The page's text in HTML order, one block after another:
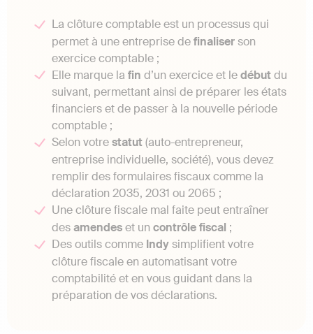
La clôture comptable est un processus qui
permet à une entreprise definaliserson
exercice comptable ;
Elle marque la fin d’un exercice et ledébutdu
suivant, permettant ainsi de préparer les états
financiers et de passer à la nouvelle période
comptable ;
Selon votrestatut(auto-entrepreneur,
entreprise individuelle, société), vous devez
remplir des formulaires fiscaux comme la
déclaration 2035, 2031 ou 2065 ;
Une clôture fiscale mal faite peut entraîner
desamendeset un contrôlefiscal ;
Des outils comme Indysimplifient votre
clôture fiscale en automatisant votre
comptabilité et en vous guidant dans la
préparation de vos déclarations.